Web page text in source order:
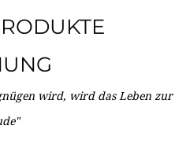
wird, wird das Leben zur